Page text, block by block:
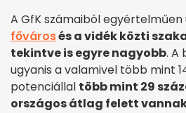
A GfK számaiból egyértelműen
fővárosés a vidék közti
tekintve is egyre nagyobb. A
ugyanis a valamivel több mint
potenciállal több mint 29
országos átlag felett